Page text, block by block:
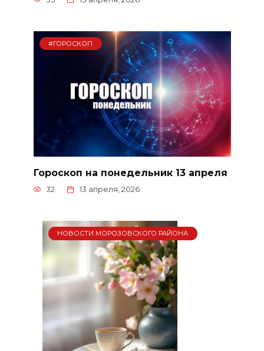
#ГОРОСКОП
Гороскоп на понедельник 13 апреля
32 13 апреля, 2026
НОВОСТИ МОРОЗОВСКОГО РАЙОНА